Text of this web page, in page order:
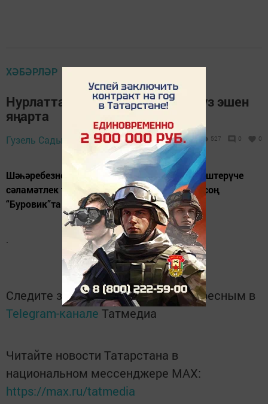
ХӘБӘРЛӘР
Нурлатта сәламәтлек төркеме үз эшен
яңарта
Гузель Садыкова, 15 сентябрь 2019 -
11:03
527 0 0
Шәһәребезнең актив пенсионерларын берләштерүче
сәламәтлек төркеме җәйге каникуллардан соң
“Буровик”та эшен яңарта.
.
Следите за самым важным и интересным в
Telegram-канале Татмедиа
Читайте новости Татарстана в
национальном мессенджере MАХ:
https://max.ru/tatmedia